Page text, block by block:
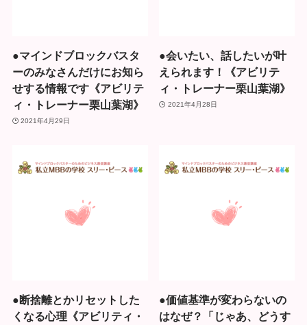
●マインドブロックバスタ
ーのみなさんだけにお知ら
せする情報です《アビリテ
ィ・トレーナー栗山葉湖》
2021年4月29日
●会いたい、話したいが叶
えられます！《アビリテ
ィ・トレーナー栗山葉湖》
2021年4月28日
●断捨離とかリセットした
くなる心理《アビリティ・
●価値基準が変わらないの
はなぜ？「じゃあ、どうす